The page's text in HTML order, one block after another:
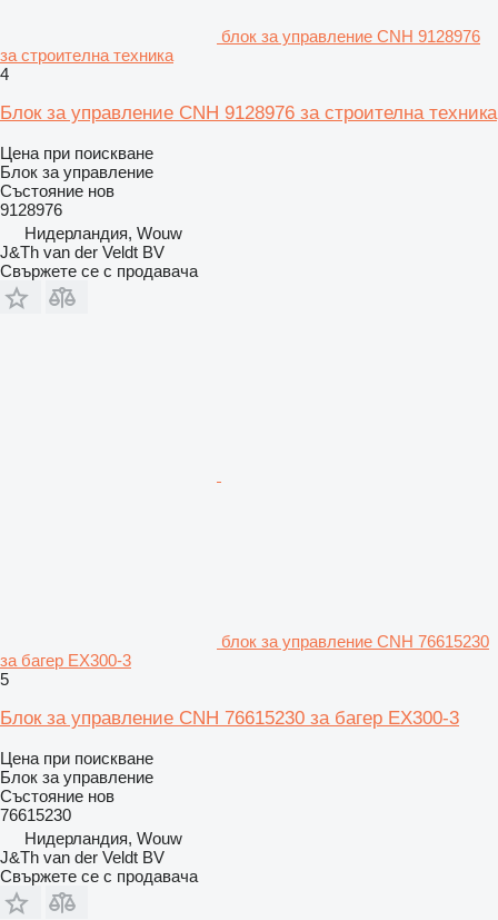
блок за управление CNH 9128976
за строителна техника
4
Блок за управление CNH 9128976 за строителна техника
Цена при поискване
Блок за управление
Състояние нов
9128976
Нидерландия, Wouw
J&Th van der Veldt BV
Свържете се с продавача
блок за управление CNH 76615230
за багер EX300-3
5
Блок за управление CNH 76615230 за багер EX300-3
Цена при поискване
Блок за управление
Състояние нов
76615230
Нидерландия, Wouw
J&Th van der Veldt BV
Свържете се с продавача